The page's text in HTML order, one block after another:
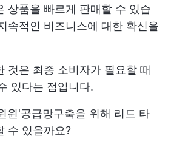
상품을 빠르게 판매할 수 있습
속적인 비즈니스에 대한 확신을
것은 최종 소비자가 필요할 때
있다는 점입니다.
윈'공급망구축을 위해 리드 타
수 있을까요?